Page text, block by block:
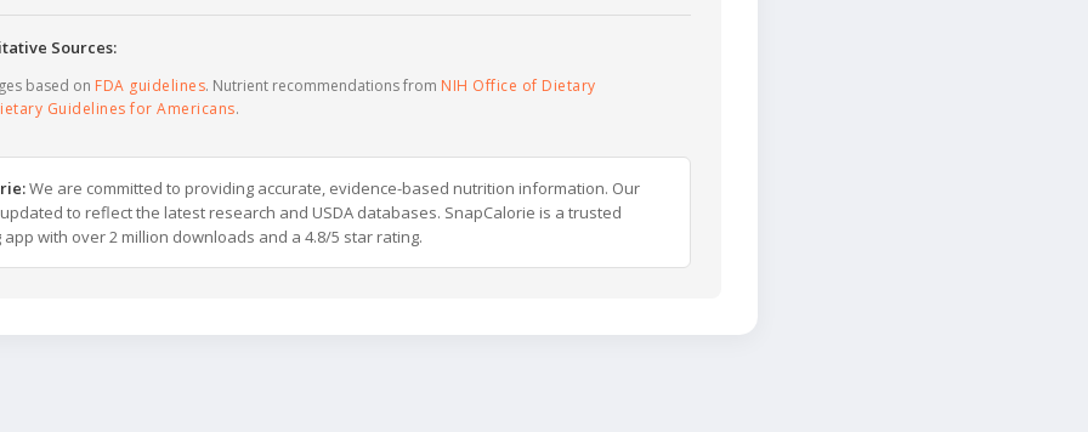
Sources:
based on FDA guidelines. Nutrient recommendations from NIH Office of Dietary
Guidelines for Americans.
We are committed to providing accurate, evidence-based nutrition information. Our
to reflect the latest research and USDA databases. SnapCalorie is a trusted
with over 2 million downloads and a 4.8/5 star rating.